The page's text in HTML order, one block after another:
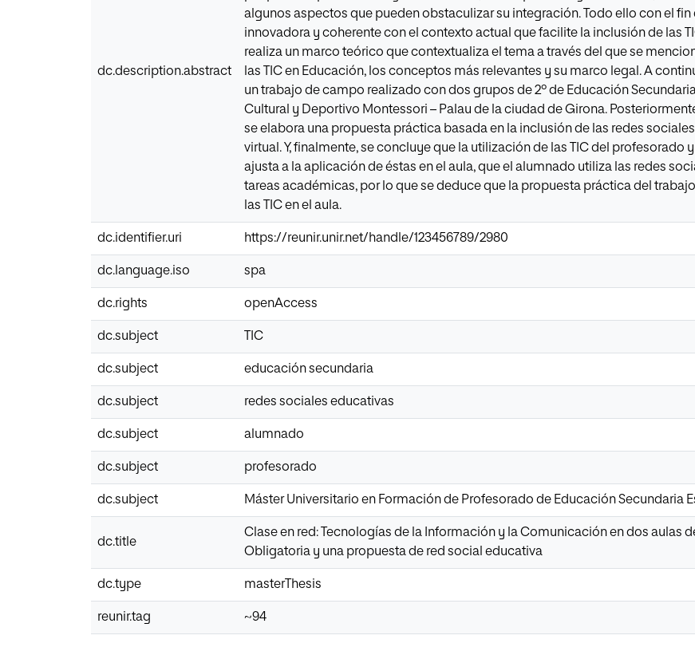
dc.description.abstract
algunos aspectos que pueden obstaculizar su integración. Todo ello con el
innovadora y coherente con el contexto actual que facilite la inclusión de las
realiza un marco teórico que contextualiza el tema a través del que se
las TIC en Educación, los conceptos más relevantes y su marco legal. A
un trabajo de campo realizado con dos grupos de 2º de Educación
Cultural y Deportivo Montessori – Palau de la ciudad de Girona.
se elabora una propuesta práctica basada en la inclusión de las redes
virtual. Y, finalmente, se concluye que la utilización de las TIC del profesorado
ajusta a la aplicación de éstas en el aula, que el alumnado utiliza las redes
tareas académicas, por lo que se deduce que la propuesta práctica del
las TIC en el aula.
dc.identifier.uri https://reunir.unir.net/handle/123456789/2980
dc.language.iso spa
dc.rights openAccess
dc.subject TIC
dc.subject educación secundaria
dc.subject redes sociales educativas
dc.subject alumnado
dc.subject profesorado
dc.subject Máster Universitario en Formación de Profesorado de Educación Secundaria
dc.title
Clase en red: Tecnologías de la Información y la Comunicación en dos aulas
Obligatoria y una propuesta de red social educativa
dc.type masterThesis
reunir.tag ~94